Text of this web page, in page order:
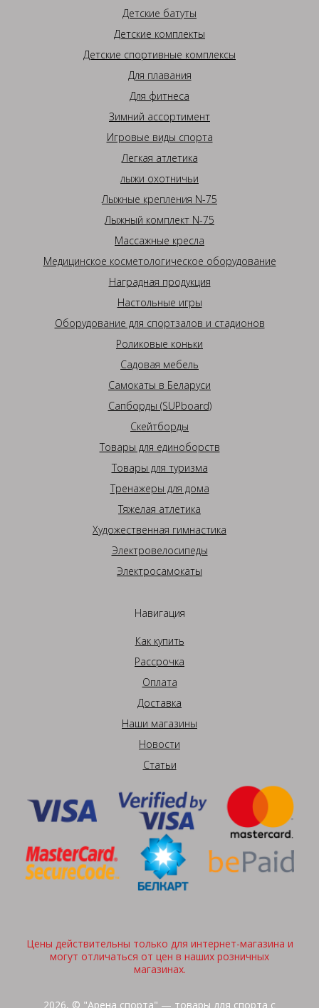
Детские батуты
Детские комплекты
Детские спортивные комплексы
Для плавания
Для фитнеса
Зимний ассортимент
Игровые виды спорта
Легкая атлетика
лыжи охотничьи
Лыжные крепления N-75
Лыжный комплект N-75
Массажные кресла
Медицинское косметологическое оборудование
Наградная продукция
Настольные игры
Оборудование для спортзалов и стадионов
Роликовые коньки
Садовая мебель
Самокаты в Беларуси
Сапборды (SUPboard)
Скейтборды
Товары для единоборств
Товары для туризма
Тренажеры для дома
Тяжелая атлетика
Художественная гимнастика
Электровелосипеды
Электросамокаты
Навигация
Как купить
Рассрочка
Оплата
Доставка
Наши магазины
Новости
Статьи
Цены действительны только для интернет-магазина и
могут отличаться от цен в наших розничных
магазинах.
2026, © "Арена спорта" — товары для спорта с